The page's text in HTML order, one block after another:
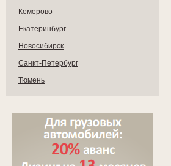
Кемерово
Екатеринбург
Новосибирск
Санкт-Петербург
Тюмень